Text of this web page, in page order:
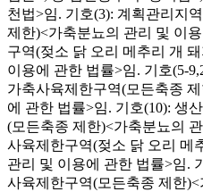
천법>임. 기호(3): 계획관리지
제한)<가축분뇨의 관리 및 이
구역(젖소 닭 오리 메추리 개
이용에 관한 법률>임. 기호(5-
가축사육제한구역(모든축종
에 관한 법률>임. 기호(10): 생
(모든축종 제한)<가축분뇨의
사육제한구역(젖소 닭 오리 메
관리 및 이용에 관한 법률>임.
사육제한구역(모든축종 제한